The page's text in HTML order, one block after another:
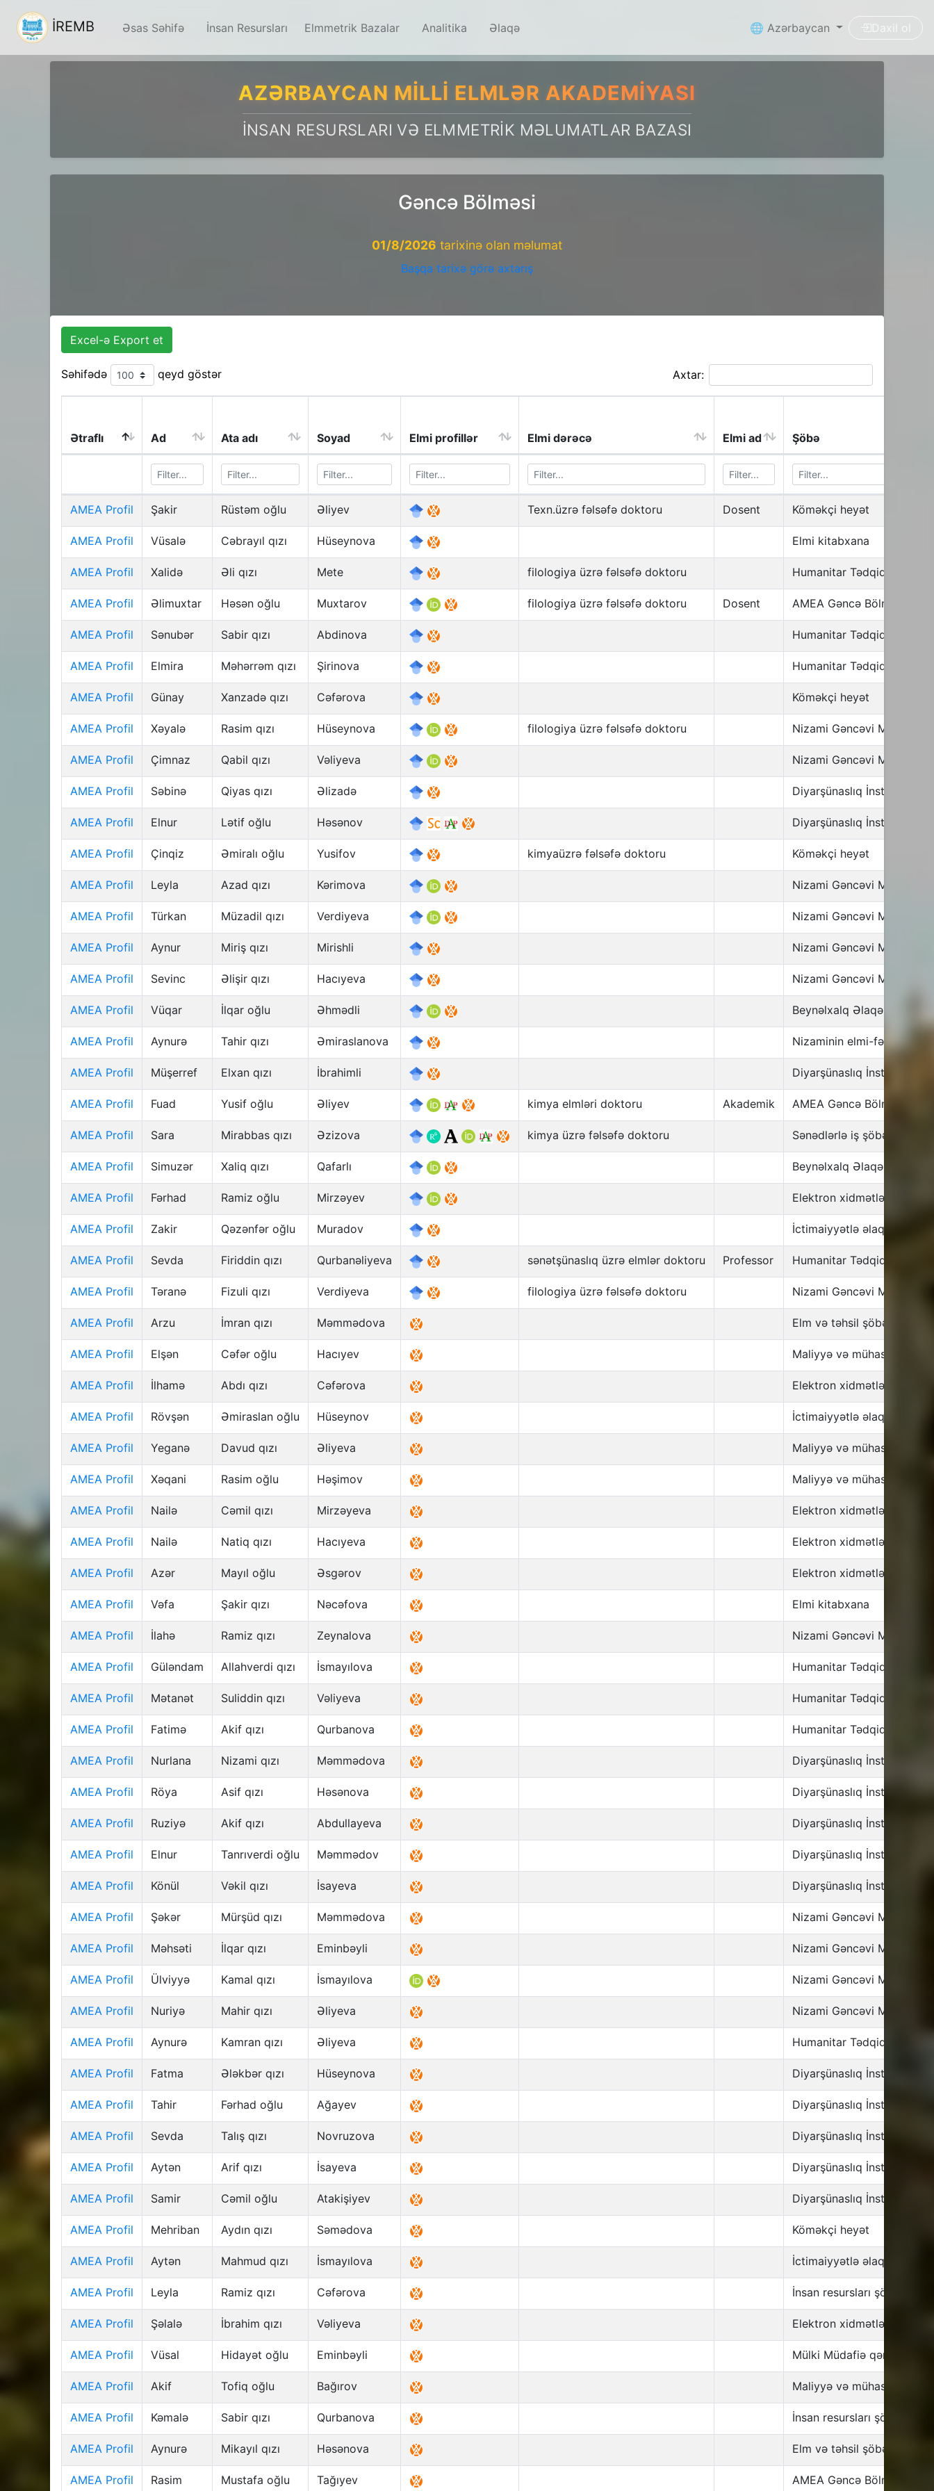
İREMB Əsas Səhifə İnsan Resursları Elmmetrik Bazalar Analitika Əlaqə 🌐 Azərbaycan Daxil ol
AZƏRBAYCAN MILLI ELMLƏR AKADEMIYASI
İNSAN RESURSLARI VƏ ELMMETRIK MƏLUMATLAR BAZASI
Gəncə Bölməsi
01/8/2026 tarixinə olan məlumat
Başqa tarixə görə axtarış
Excel-ə Export et
Səhifədə qeyd göstər Axtar:
Ətraflı Ad Ata adı Soyad Elmi profillər Elmi dərəcə Elmi ad Şöbə
AMEA Profil Şakir Rüstəm oğlu Əliyev Texn.üzrə fəlsəfə doktoru Dosent Köməkçi heyət
AMEA Profil Vüsalə Cəbrayıl qızı Hüseynova Elmi kitabxana
AMEA Profil Xalidə Əli qızı Mete filologiya üzrə fəlsəfə doktoru Humanitar Tədqiqatlar
AMEA Profil Əlimuxtar Həsən oğlu Muxtarov filologiya üzrə fəlsəfə doktoru Dosent AMEA Gəncə Bölməsi
AMEA Profil Sənubər Sabir qızı Abdinova Humanitar Tədqiqatlar
AMEA Profil Elmira Məhərrəm qızı Şirinova Humanitar Tədqiqatlar
AMEA Profil Günay Xanzadə qızı Cəfərova Köməkçi heyət
AMEA Profil Xəyalə Rasim qızı Hüseynova filologiya üzrə fəlsəfə doktoru Nizami Gəncəvi Mərkəzi
AMEA Profil Çimnaz Qabil qızı Vəliyeva Nizami Gəncəvi Mərkəzi
AMEA Profil Səbinə Qiyas qızı Əlizadə Diyarşünaslıq İnstitutu
AMEA Profil Elnur Lətif oğlu Həsənov Diyarşünaslıq İnstitutu
AMEA Profil Çinqiz Əmiralı oğlu Yusifov kimyaüzrə fəlsəfə doktoru Köməkçi heyət
AMEA Profil Leyla Azad qızı Kərimova Nizami Gəncəvi Mərkəzi
AMEA Profil Türkan Müzadil qızı Verdiyeva Nizami Gəncəvi Mərkəzi
AMEA Profil Aynur Miriş qızı Mirishli Nizami Gəncəvi Mərkəzi
AMEA Profil Sevinc Əlişir qızı Hacıyeva Nizami Gəncəvi Mərkəzi
AMEA Profil Vüqar İlqar oğlu Əhmədli Beynəlxalq Əlaqələr şöbəsi
AMEA Profil Aynurə Tahir qızı Əmiraslanova Nizaminin elmi-fəlsəfi
AMEA Profil Müşerref Elxan qızı İbrahimli Diyarşünaslıq İnstitutu
AMEA Profil Fuad Yusif oğlu Əliyev kimya elmləri doktoru Akademik AMEA Gəncə Bölməsi
AMEA Profil Sara Mirabbas qızı Əzizova kimya üzrə fəlsəfə doktoru Sənədlərlə iş şöbəsi
AMEA Profil Simuzər Xaliq qızı Qafarlı Beynəlxalq Əlaqələr şöbəsi
AMEA Profil Fərhad Ramiz oğlu Mirzəyev Elektron xidmətlər şöbəsi
AMEA Profil Zakir Qəzənfər oğlu Muradov İctimaiyyətlə əlaqələr
AMEA Profil Sevda Firiddin qızı Qurbanəliyeva sənətşünaslıq üzrə elmlər doktoru Professor Humanitar Tədqiqatlar
AMEA Profil Təranə Fizuli qızı Verdiyeva filologiya üzrə fəlsəfə doktoru Nizami Gəncəvi Mərkəzi
AMEA Profil Arzu İmran qızı Məmmədova Elm və təhsil şöbəsi
AMEA Profil Elşən Cəfər oğlu Hacıyev Maliyyə və mühasibat
AMEA Profil İlhamə Abdı qızı Cəfərova Elektron xidmətlər şöbəsi
AMEA Profil Rövşən Əmiraslan oğlu Hüseynov İctimaiyyətlə əlaqələr
AMEA Profil Yeganə Davud qızı Əliyeva Maliyyə və mühasibat
AMEA Profil Xəqani Rasim oğlu Həşimov Maliyyə və mühasibat
AMEA Profil Nailə Cəmil qızı Mirzəyeva Elektron xidmətlər şöbəsi
AMEA Profil Nailə Natiq qızı Hacıyeva Elektron xidmətlər şöbəsi
AMEA Profil Azər Mayıl oğlu Əsgərov Elektron xidmətlər şöbəsi
AMEA Profil Vəfa Şakir qızı Nəcəfova Elmi kitabxana
AMEA Profil İlahə Ramiz qızı Zeynalova Nizami Gəncəvi Mərkəzi
AMEA Profil Güləndam Allahverdi qızı İsmayılova Humanitar Tədqiqatlar
AMEA Profil Mətanət Suliddin qızı Vəliyeva Humanitar Tədqiqatlar
AMEA Profil Fatimə Akif qızı Qurbanova Humanitar Tədqiqatlar
AMEA Profil Nurlana Nizami qızı Məmmədova Diyarşünaslıq İnstitutu
AMEA Profil Röya Asif qızı Həsənova Diyarşünaslıq İnstitutu
AMEA Profil Ruziyə Akif qızı Abdullayeva Diyarşünaslıq İnstitutu
AMEA Profil Elnur Tanrıverdi oğlu Məmmədov Diyarşünaslıq İnstitutu
AMEA Profil Könül Vəkil qızı İsayeva Diyarşünaslıq İnstitutu
AMEA Profil Şəkər Mürşüd qızı Məmmədova Nizami Gəncəvi Mərkəzi
AMEA Profil Məhsəti İlqar qızı Eminbəyli Nizami Gəncəvi Mərkəzi
AMEA Profil Ülviyyə Kamal qızı İsmayılova Nizami Gəncəvi Mərkəzi
AMEA Profil Nuriyə Mahir qızı Əliyeva Nizami Gəncəvi Mərkəzi
AMEA Profil Aynurə Kamran qızı Əliyeva Humanitar Tədqiqatlar
AMEA Profil Fatma Ələkbər qızı Hüseynova Diyarşünaslıq İnstitutu
AMEA Profil Tahir Fərhad oğlu Ağayev Diyarşünaslıq İnstitutu
AMEA Profil Sevda Talış qızı Novruzova Diyarşünaslıq İnstitutu
AMEA Profil Aytən Arif qızı İsayeva Diyarşünaslıq İnstitutu
AMEA Profil Samir Cəmil oğlu Atakişiyev Diyarşünaslıq İnstitutu
AMEA Profil Mehriban Aydın qızı Səmədova Köməkçi heyət
AMEA Profil Aytən Mahmud qızı İsmayılova İctimaiyyətlə əlaqələr
AMEA Profil Leyla Ramiz qızı Cəfərova İnsan resursları şöbəsi
AMEA Profil Şəlalə İbrahim qızı Vəliyeva Elektron xidmətlər şöbəsi
AMEA Profil Vüsal Hidayət oğlu Eminbəyli Mülki Müdafiə qərargahı
AMEA Profil Akif Tofiq oğlu Bağırov Maliyyə və mühasibat
AMEA Profil Kəmalə Sabir qızı Qurbanova İnsan resursları şöbəsi
AMEA Profil Aynurə Mikayıl qızı Həsənova Elm və təhsil şöbəsi
AMEA Profil Rasim Mustafa oğlu Tağıyev AMEA Gəncə Bölməsi